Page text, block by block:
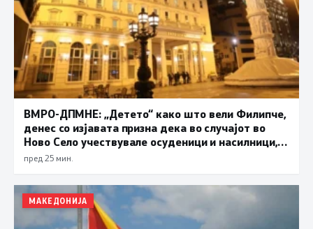
ВМРО-ДПМНЕ: „Детето“ како што вели Филипче,
денес со изјавата призна дека во случајот во
Ново Село учествувале осуденици и насилници,
ова е талогот на Македонија
пред 25 мин.
МАКЕДОНИЈА